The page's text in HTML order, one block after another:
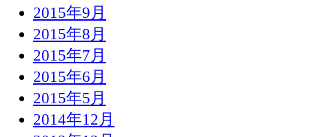
2015年9月
2015年8月
2015年7月
2015年6月
2015年5月
2014年12月